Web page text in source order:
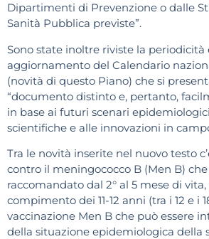
Dipartimenti di Prevenzione o dalle
Sanità Pubblica previste”.
Sono state inoltre riviste la periodicità
aggiornamento del Calendario
(novità di questo Piano) che si
“documento distinto e, pertanto,
in base ai futuri scenari
scientifiche e alle innovazioni in
Tra le novità inserite nel nuovo testo
contro il meningococco B (Men B)
raccomandato dal 2° al 5 mese di vita,
compimento dei 11-12 anni (tra i 12 e i
vaccinazione Men B che può essere
della situazione epidemiologica della